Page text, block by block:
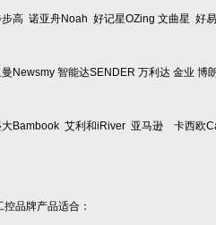
步高 诺亚舟Noah 好记星OZing 文曲星 好
Newsmy 智能达SENDER 万利达 金业 博
大Bambook 艾利和iRiver 亚马逊 卡西欧
控品牌产品适合：